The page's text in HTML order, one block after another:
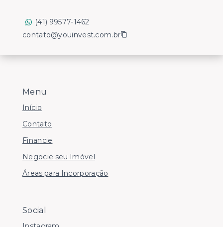
Menu
Início
Contato
Financie
Negocie seu Imóvel
Áreas para Incorporação
Social
(41) 99577-1462
contato@youinvest.com.br